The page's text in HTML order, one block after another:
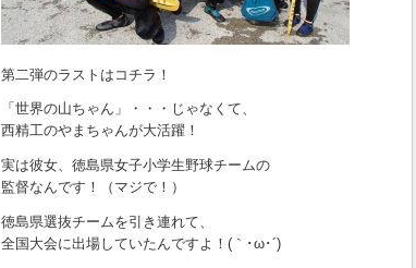
第二弾のラストはコチラ！
「世界の山ちゃん」・・・じゃなくて、
西精工のやまちゃんが大活躍！
実は彼女、徳島県女子小学生野球チームの
監督なんです！（マジで！）
徳島県選抜チームを引き連れて、
全国大会に出場していたんですよ！(｀･ω･´)